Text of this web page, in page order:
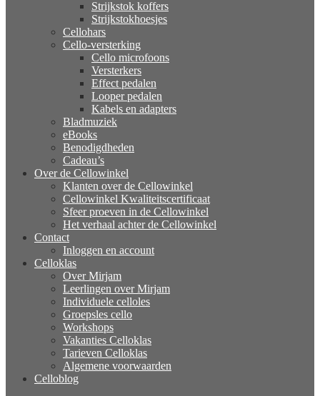
Strijkstok koffers
Strijkstokhoesjes
Cellohars
Cello-versterking
Cello microfoons
Versterkers
Effect pedalen
Looper pedalen
Kabels en adapters
Bladmuziek
eBooks
Benodigdheden
Cadeau’s
Over de Cellowinkel
Klanten over de Cellowinkel
Cellowinkel Kwaliteitscertificaat
Sfeer proeven in de Cellowinkel
Het verhaal achter de Cellowinkel
Contact
Inloggen en account
Celloklas
Over Mirjam
Leerlingen over Mirjam
Individuele celloles
Groepsles cello
Workshops
Vakanties Celloklas
Tarieven Celloklas
Algemene voorwaarden
Celloblog